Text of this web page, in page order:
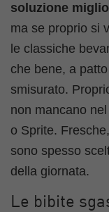
soluzione
ma se proprio si
le classiche
che bene, a
smisurato.
non mancano
o Sprite.
sono spesso
della giornata.
Le bibite